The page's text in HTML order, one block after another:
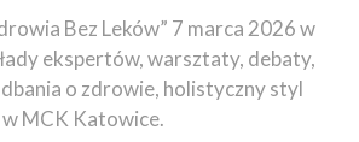
Bez Leków” 7 marca 2026 w
ekspertów, warsztaty, debaty,
o zdrowie, holistyczny styl
MCK Katowice.